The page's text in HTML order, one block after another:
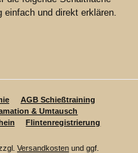
und direkt erklären.
AGB Schießtraining
& Umtausch
Flintenregistrierung
Versandkosten und ggf.